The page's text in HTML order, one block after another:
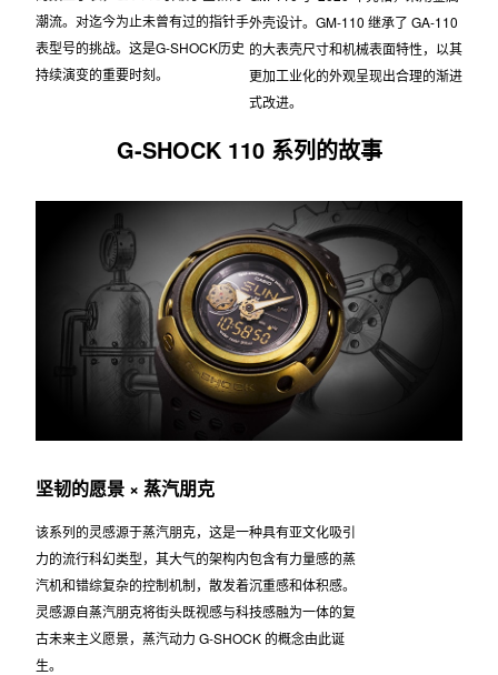
潮流。对迄今为止未曾有过的指针手
表型号的挑战。这是G-SHOCK历史
持续演变的重要时刻。
外壳设计。GM-110 继承了 GA-110
的大表壳尺寸和机械表面特性，以其
更加工业化的外观呈现出合理的渐进
式改进。
G-SHOCK 110 系列的故事
坚韧的愿景 × 蒸汽朋克
该系列的灵感源于蒸汽朋克，这是一种具有亚文化吸引
力的流行科幻类型，其大气的架构内包含有力量感的蒸
汽机和错综复杂的控制机制，散发着沉重感和体积感。
灵感源自蒸汽朋克将街头既视感与科技感融为一体的复
古未来主义愿景，蒸汽动力 G-SHOCK 的概念由此诞
生。